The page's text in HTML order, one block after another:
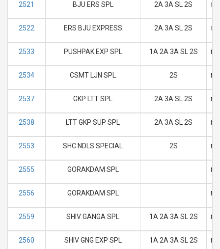
2521 BJU ERS SPL 2A 3A SL 2S M
2522 ERS BJU EXPRESS 2A 3A SL 2S M
2533 PUSHPAK EXP SPL 1A 2A 3A SL 2S M
2534 CSMT LJN SPL 2S M
2537 GKP LTT SPL 2A 3A SL 2S M
2538 LTT GKP SUP SPL 2A 3A SL 2S M
2553 SHC NDLS SPECIAL 2S M
2555 GORAKDAM SPL M
2556 GORAKDAM SPL M
2559 SHIV GANGA SPL 1A 2A 3A SL 2S M
2560 SHIV GNG EXP SPL 1A 2A 3A SL 2S M